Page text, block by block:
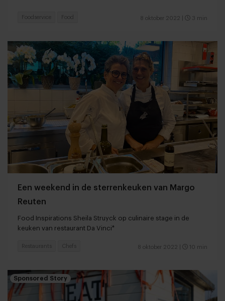
8 oktober 2022 3 min
Foodservice Food
Een weekend in de sterrenkeuken van Margo
Reuten
Food Inspirations Sheila Struyck op culinaire stage in de
keuken van restaurant Da Vinci*
8 oktober 2022 10 min
Restaurants Chefs
Sponsored Story